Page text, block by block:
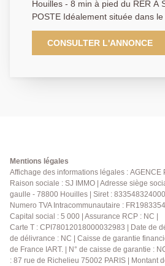
Houilles - 8 min à pied du RER A
POSTE Idéalement située dans le centre-ville de
Houilles, à proximité immédiate
et des commodités, nous avons
présenter cette superbe maison
pièces supplémentaires
chambre et d'un bureau. Garage, possibilité de
rentrer deux voitures, volets
ravalement fait. Une maison parfaitement adaptée
pour une famille à la recherche
proximité immédiate de tout ! Bien proposé par Kyllian
GABA, agent commercial (903
Versailles)
CONSULTER L'ANNONCE
Mentions légales
Affichage des informations légales : AGENCE
Raison sociale : SJ IMMO | Adresse siège
gaulle - 78800 Houilles | Siret :
Numero TVA Intracommunautaire :
Capital social : 5 000 | Assurance RCP : NC |
Carte T : CPI78012018000032983 | Date de
de délivrance : NC | Caisse de garantie
de France IART. | N° de caisse de garantie :
: 87 rue de Richelieu 75002 PARIS | Montant